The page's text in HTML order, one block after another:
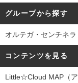
グループから探す
オルテガ・センチネ
コンテンツを見る
Little☆Cloud MAP（ア